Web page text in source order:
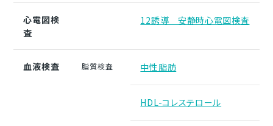
心電図検
査
12誘導 安静時心電図検査
血液検査 脂質検査 中性脂肪
HDL-コレステロール